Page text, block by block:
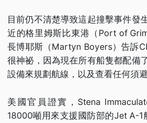
目前仍不清楚導致這起撞擊事件發
近的格里姆斯比東港（Port of
長博耶斯（Martyn Boyers）告訴
很神祕，因為現在所有船隻都配備
設備來規劃航線，以及查看任何須
美國官員證實，Stena
18000噸用來支援國防部的Jet A-1